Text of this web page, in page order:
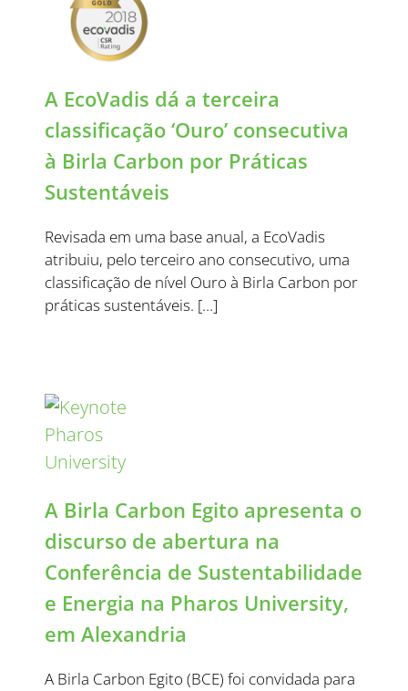
A EcoVadis dá a terceira
classificação ‘Ouro’ consecutiva
à Birla Carbon por Práticas
Sustentáveis
Revisada em uma base anual, a EcoVadis
atribuiu, pelo terceiro ano consecutivo, uma
classificação de nível Ouro à Birla Carbon por
práticas sustentáveis. […]
A Birla Carbon Egito apresenta o
discurso de abertura na
Conferência de Sustentabilidade
e Energia na Pharos University,
em Alexandria
A Birla Carbon Egito (BCE) foi convidada para